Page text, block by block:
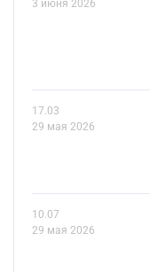
3 июня 2026
17.03
29 мая 2026
10.07
29 мая 2026